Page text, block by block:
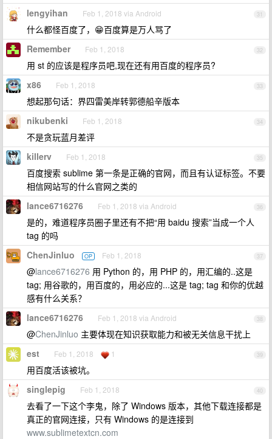
31
lengyihan Feb 1, 2018 via Android
什么都怪百度了，😁百度算是万人骂了
32
Remember Feb 1, 2018
用 st 的应该是程序员吧,现在还有用百度的程序员?
33
x86 Feb 1, 2018
想起那句话：界四雷美岸转郭德船辛版本
34
nikubenki Feb 1, 2018
不是贪玩蓝月差评
35
killerv Feb 1, 2018
百度搜索 sublime 第一条是正确的官网，而且有认证标签。不要
相信网站写的什么官网之类的
36
lance6716276 Feb 1, 2018 via Android
是的，难道程序员圈子里还有不把“用 baidu 搜索”当成一个人
tag 的吗
37
ChenJinluo OP Feb 1, 2018
@lance6716276 用 Python 的，用 PHP 的，用汇编的..这是
tag; 用谷歌的，用百度的，用必应的...这是 tag; tag 和你的优越
感有什么关系？
38
lance6716276 Feb 1, 2018 via Android
@ChenJinluo 主要体现在知识获取能力和被无关信息干扰上
39
est Feb 1, 2018 1
用百度活该被坑。
40
singlepig Feb 1, 2018
去看了一下这个李鬼，除了 Windows 版本，其他下载连接都是
真正的官网连接，只有 Windows 的是连接到
www.sublimetextcn.com